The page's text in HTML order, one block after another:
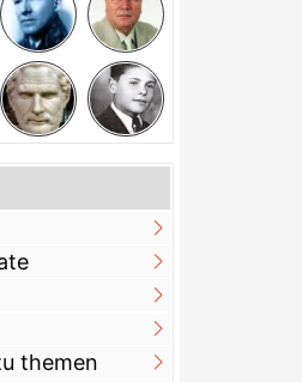
themen